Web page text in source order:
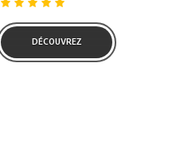
DÉCOUVREZ